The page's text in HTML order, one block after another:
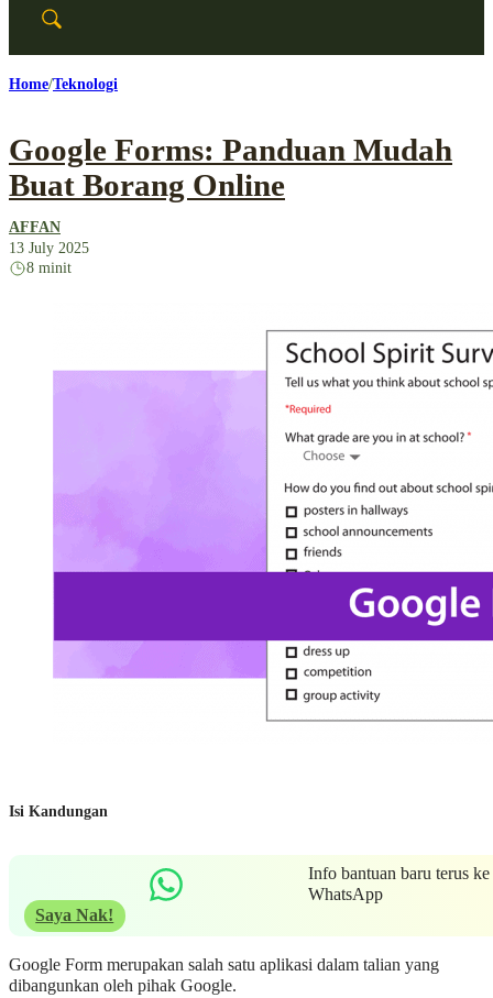
Home Teknologi
Google Forms: Panduan Mudah
Buat Borang Online
AFFAN
13 July 2025
8 minit
Isi Kandungan
Info bantuan baru terus ke
WhatsApp
Saya Nak!
Google Form merupakan salah satu aplikasi dalam talian yang
dibangunkan oleh pihak Google.